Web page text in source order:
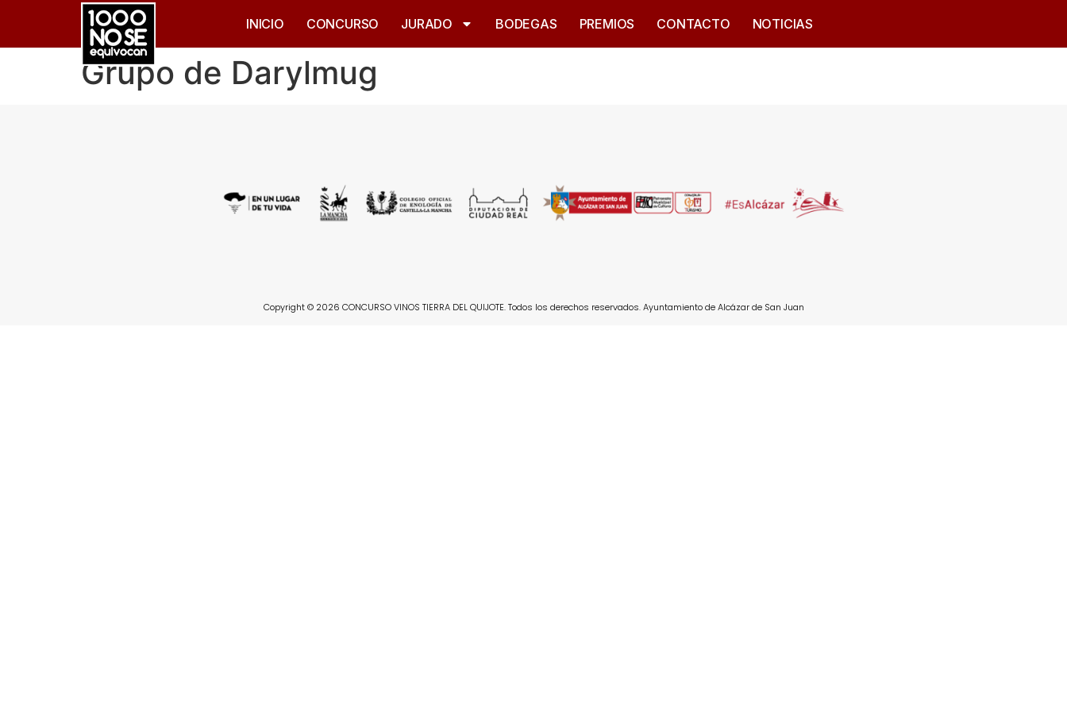
INICIO CONCURSO JURADO BODEGAS PREMIOS CONTACTO NOTICIAS
Grupo de Darylmug
Copyright © 2026 CONCURSO VINOS TIERRA DEL QUIJOTE. Todos los derechos reservados. Ayuntamiento de Alcázar de San Juan